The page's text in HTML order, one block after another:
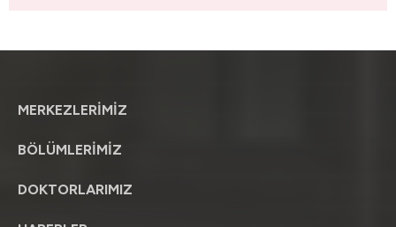
MERKEZLERİMİZ
BÖLÜMLERİMİZ
DOKTORLARIMIZ